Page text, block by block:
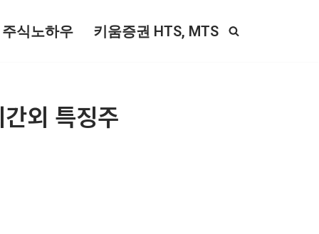
주식노하우 키움증권 HTS, MTS
외 특징주